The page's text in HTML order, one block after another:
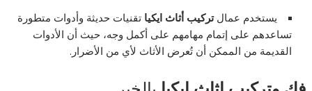
يستخدم عمالتركيب أثاث ايكيا تقنيات حديثة وأدوات متطورة
تساعدهم على إتمام مهامهم على أكمل وجه، حيث أن الأدوات
القديمة من الممكن أن تُعرض الأثاث لأي من الأضرار.